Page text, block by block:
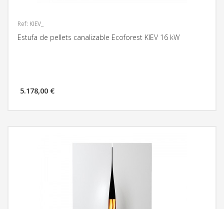
Ref: KIEV_
Estufa de pellets canalizable Ecoforest KIEV 16 kW
5.178,00 €